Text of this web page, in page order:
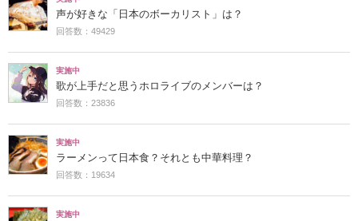
声が好きな「日本のボーカリスト」は？
回答数：49429
実施中
歌が上手だと思うホロライブのメンバーは？
回答数：23836
実施中
ラーメンって日本食？それとも中華料理？
回答数：19634
実施中